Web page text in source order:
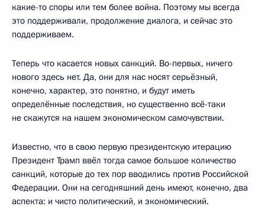
какие-то споры или тем более война. Поэтому мы всегда
это поддерживали, продолжение диалога, и сейчас это
поддерживаем.
Теперь что касается новых санкций. Во-первых, ничего
нового здесь нет. Да, они для нас носят серьёзный,
конечно, характер, это понятно, и будут иметь
определённые последствия, но существенно всё-таки
не скажутся на нашем экономическом самочувствии.
Известно, что в свою первую президентскую итерацию
Президент Трамп ввёл тогда самое большое количество
санкций, которые до тех пор вводились против Российской
Федерации. Они на сегодняшний день имеют, конечно, два
аспекта: и чисто политический, и экономический.